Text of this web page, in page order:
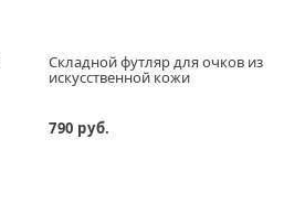
Складной футляр для очков из
искусственной кожи
790 руб.